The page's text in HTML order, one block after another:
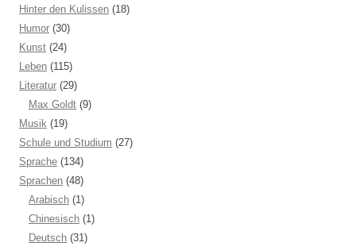
Hinter den Kulissen (18)
Humor (30)
Kunst (24)
Leben (115)
Literatur (29)
Max Goldt (9)
Musik (19)
Schule und Studium (27)
Sprache (134)
Sprachen (48)
Arabisch (1)
Chinesisch (1)
Deutsch (31)